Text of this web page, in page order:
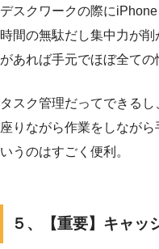
デスクワークの際に
時間の無駄だし集中力が
があれば手元でほぼ全ての
タスク管理だってできるし
座りながら作業をしなが
いうのはすごく便利。
５、【重要】キャッ